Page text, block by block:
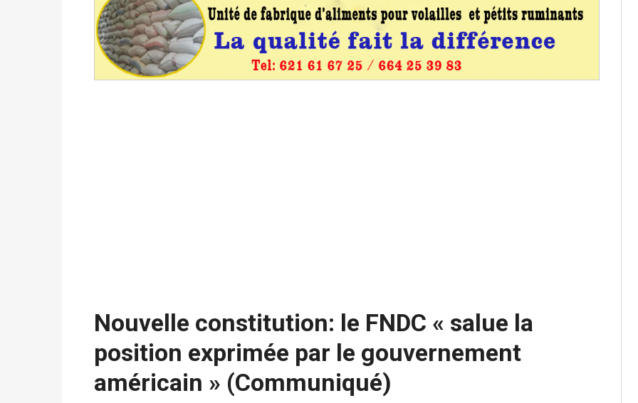
Politique-Double scrutin du 31 mai : retrait des cartes d’électeurs possible
du 16 au 31 mai 2026
Politique-Délégués de bureaux de vote : vos informations à transmettre
Nouvelle constitution: le FNDC « salue la
position exprimée par le gouvernement
américain » (Communiqué)